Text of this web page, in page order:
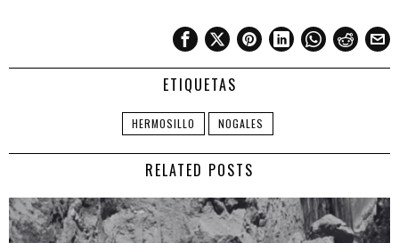
ETIQUETAS
HERMOSILLO NOGALES
RELATED POSTS